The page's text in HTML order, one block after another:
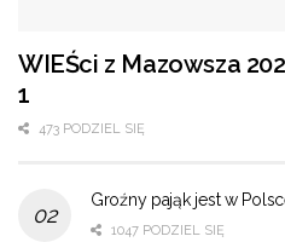
WIEŚci z Mazowsza
1
473 PODZIEL SIĘ
Groźny pająk jest w
1047 PODZIEL SIĘ